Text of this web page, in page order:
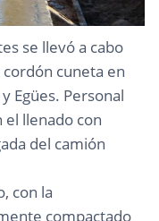
se llevó a cabo
cuneta en
Egües. Personal
llenado con
del camión
con la
compactado